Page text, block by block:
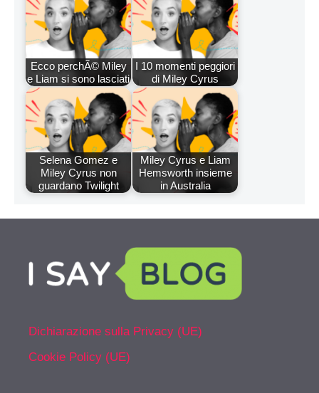
Ecco perchÃ© Miley
e Liam si sono lasciati
I 10 momenti peggiori
di Miley Cyrus
Selena Gomez e
Miley Cyrus non
guardano Twilight
Miley Cyrus e Liam
Hemsworth insieme
in Australia
Dichiarazione sulla Privacy (UE)
Cookie Policy (UE)